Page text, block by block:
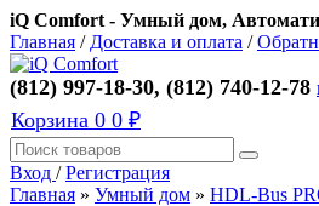
iQ Comfort - Умный дом,
Главная / Доставка и оплата /
(812) 997-18-30, (812) 740-12-78
Корзина 0 0 ₽
Вход /Регистрация
Главная » Умный дом » HDL-Bus